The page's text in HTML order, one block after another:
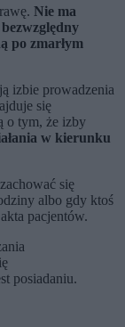
Nie ma
po zmarłym
izbie prowadzenia
się
o tym, że izby
w kierunku
się
albo gdy ktoś
pacjentów.
posiadaniu.